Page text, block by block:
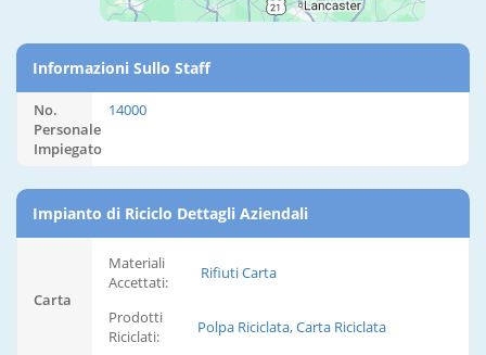
Informazioni Sullo Staff
No.
Personale
Impiegato
14000
Impianto di Riciclo Dettagli Aziendali
Carta
Materiali
Accettati:
Rifiuti Carta
Prodotti
Riciclati:
Polpa Riciclata, Carta Riciclata